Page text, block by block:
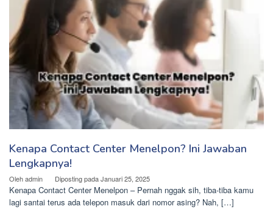
Kenapa Contact Center Menelpon? Ini Jawaban
Lengkapnya!
Olehadmin Diposting padaJanuari 25, 2025
Kenapa Contact Center Menelpon – Pernah nggak sih, tiba-tiba kamu
lagi santai terus ada telepon masuk dari nomor asing? Nah, […]